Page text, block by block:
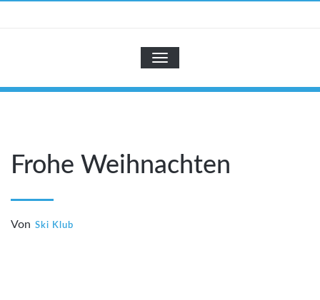
NAVIGATION UMSCHALTEN
Frohe Weihnachten
Von Ski Klub